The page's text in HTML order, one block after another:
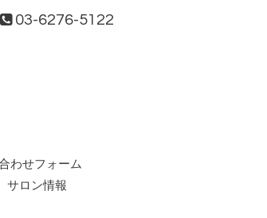
03-6276-5122
わせフォーム
サロン情報